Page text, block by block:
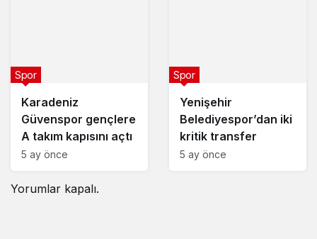
Karadeniz
Güvenspor gençlere
A takım kapısını açtı
Spor
5 ay önce
Yenişehir
Belediyespor’dan iki
kritik transfer
Spor
5 ay önce
Yorumlar kapalı.